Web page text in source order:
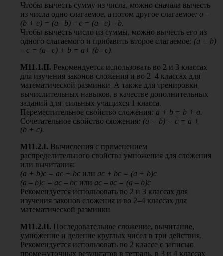
Чтобы вычесть сумму из числа, можно сначала вычесть
из числа одно слагаемое, а потом другое слагаемое: a –
(b + c) = (a– b) – c = (a– c) – b.
Чтобы вычесть число из суммы, можно вычесть его из
одного слагаемого и прибавить второе слагаемое: (a + b)
– c = (a– c) + b = a+ (b– c).
М11.1.II. Рекомендуется использовать во 2 и 3 классах
для изучения законов сложения и во 2–4 классах для
математической разминки. А также для тренировки
вычислительных навыков, в качестве дополнительных
заданий для сильных учащихся 1 класса.
Переместительное свойство сложения: a + b = b + a.
Сочетательное свойство сложения: (a + b) + c = a +
(b + c).
М11.2.I. Вычисления с применением
распределительного свойства умножения для сложения
или вычитания:
(a + b)c = ac + bc или ac + bc = (a + b)c
(a – b)c = ac – bc или ac – bc = (a – b)c
Рекомендуется использовать во 2 и 3 классах для
изучения законов сложения и во 2–4 классах для
математической разминки.
М11.2.II. Последовательное сложение, вычитание,
умножение и деление круглых чисел в три действия.
Рекомендуется использовать во 2 классе с записью
промежуточных результатов в тетрадь, в 3 и 4 классах